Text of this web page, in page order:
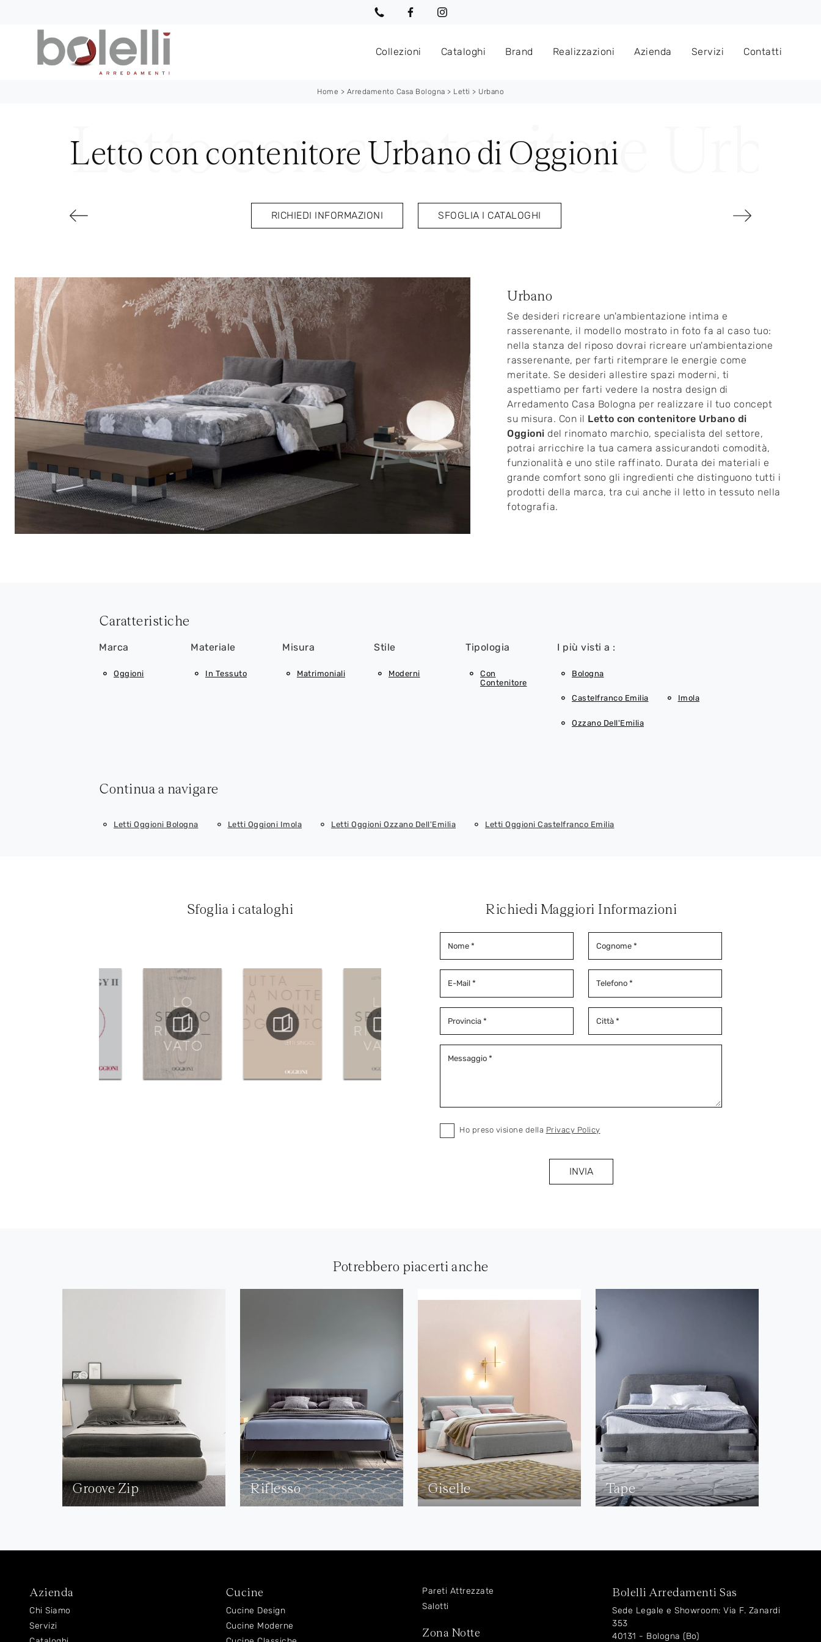
Collezioni Cataloghi Brand Realizzazioni Azienda Servizi Contatti
Home > Arredamento Casa Bologna > Letti > Urbano
Letto con contenitore Urbano di Oggioni
RICHIEDI INFORMAZIONI SFOGLIA I CATALOGHI
Urbano
Se desideri ricreare un'ambientazione intima e
rasserenante, il modello mostrato in foto fa al caso tuo:
nella stanza del riposo dovrai ricreare un'ambientazione
rasserenante, per farti ritemprare le energie come
meritate. Se desideri allestire spazi moderni, ti
aspettiamo per farti vedere la nostra design di
Arredamento Casa Bologna per realizzare il tuo concept
su misura. Con il Letto con contenitore Urbano di
Oggioni del rinomato marchio, specialista del settore,
potrai arricchire la tua camera assicurandoti comodità,
funzionalità e uno stile raffinato. Durata dei materiali e
grande comfort sono gli ingredienti che distinguono tutti i
prodotti della marca, tra cui anche il letto in tessuto nella
fotografia.
Caratteristiche
Marca
Oggioni
Materiale
In Tessuto
Misura
Matrimoniali
Stile
Moderni
Tipologia
Con
Contenitore
I più visti a :
Bologna
Castelfranco Emilia Imola
Ozzano Dell'Emilia
Continua a navigare
Letti Oggioni Bologna Letti Oggioni Imola Letti Oggioni Ozzano Dell'Emilia Letti Oggioni Castelfranco Emilia
Sfoglia i cataloghi Richiedi Maggiori Informazioni
Ho preso visione della Privacy Policy
INVIA
Potrebbero piacerti anche
Groove Zip Riflesso Giselle Tape
Azienda
Chi Siamo
Servizi
Cucine
Cucine Design
Cucine Moderne
Pareti Attrezzate
Salotti
Zona Notte
Bolelli Arredamenti Sas
Sede Legale e Showroom: Via F. Zanardi
353
40131 - Bologna (Bo)